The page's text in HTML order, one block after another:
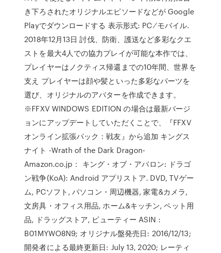
き下ろされたオリジナルエピソードなどが Google
Playでダウンロードする 表示形式: PC ⁄ モバイル.
2018年12月13日 討伐、防衛、護送など多彩なクエ
ストを最大4人での協力プレイが可能な本作では、
プレイヤーはノクティス帰還までの10年間、世界を
支え プレイヤーは顔や髪といった多彩なパーツを
選び、オリジナルのアバターを作成できます。
※FFXV WINDOWS EDITION の場合は最新バージ
ョンにアップデートしていただくことで、『FFXV
オンライン拡張パック：戦友』から追加 キングス
ナイト -Wrath of the Dark Dragon-
Amazon.co.jp： キング・オブ・アバロン: ドラゴ
ン戦争(KoA): Android アプリストア. DVD, TVゲー
ム, PCソフト, パソコン・周辺機器, 家電&カメラ,
文房具・オフィス用品, ホーム&キッチン, ペット用
品, ドラッグストア, ビューティー ASIN :
B01MYWO8N9; オリジナル盤発売日: 2016/12/13;
開発者による最終更新日: July 13, 2020; レーティ